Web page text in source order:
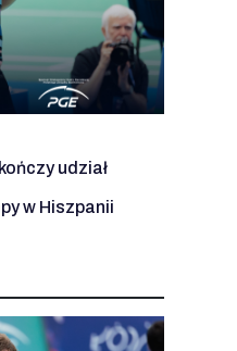
udział
w Hiszpanii